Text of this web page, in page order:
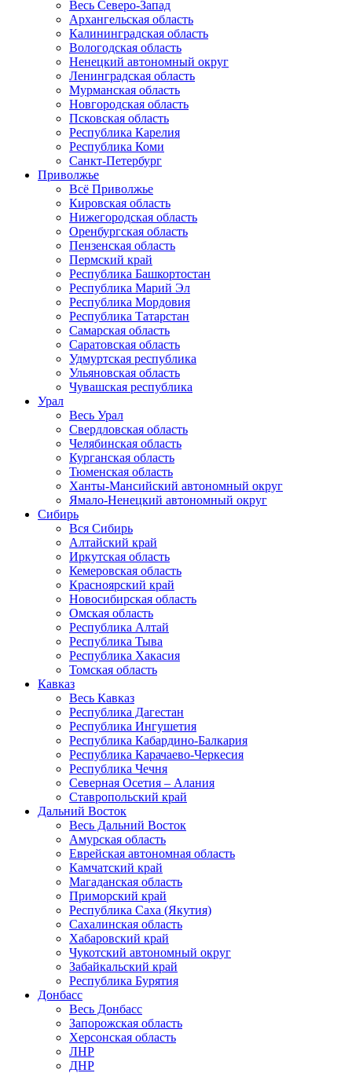
Весь Северо-Запад
Архангельская область
Калининградская область
Вологодская область
Ненецкий автономный округ
Ленинградская область
Мурманская область
Новгородская область
Псковская область
Республика Карелия
Республика Коми
Санкт-Петербург
Приволжье
Всё Приволжье
Кировская область
Нижегородская область
Оренбургская область
Пензенская область
Пермский край
Республика Башкортостан
Республика Марий Эл
Республика Мордовия
Республика Татарстан
Самарская область
Саратовская область
Удмуртская республика
Ульяновская область
Чувашская республика
Урал
Весь Урал
Свердловская область
Челябинская область
Курганская область
Тюменская область
Ханты-Мансийский автономный округ
Ямало-Ненецкий автономный округ
Сибирь
Вся Сибирь
Алтайский край
Иркутская область
Кемеровская область
Красноярский край
Новосибирская область
Омская область
Республика Алтай
Республика Тыва
Республика Хакасия
Томская область
Кавказ
Весь Кавказ
Республика Дагестан
Республика Ингушетия
Республика Кабардино-Балкария
Республика Карачаево-Черкесия
Республика Чечня
Северная Осетия – Алания
Ставропольский край
Дальний Восток
Весь Дальний Восток
Амурская область
Еврейская автономная область
Камчатский край
Магаданская область
Приморский край
Республика Саха (Якутия)
Сахалинская область
Хабаровский край
Чукотский автономный округ
Забайкальский край
Республика Бурятия
Донбасс
Весь Донбасс
Запорожская область
Херсонская область
ЛНР
ДНР